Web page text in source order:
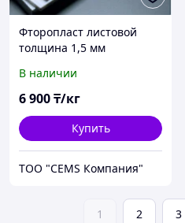
Фторопласт листовой
толщина 1,5 мм
В наличии
6 900₸/кг
Купить
ТОО "CEMS Компания"
1 2 3